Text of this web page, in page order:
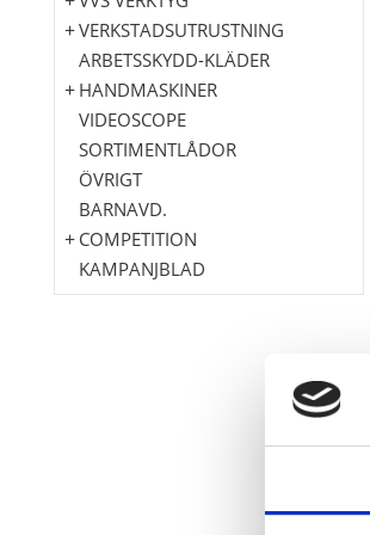
VERKSTADSUTRUSTNING
ARBETSSKYDD-KLÄDER
HANDMASKINER
VIDEOSCOPE
SORTIMENTLÅDOR
ÖVRIGT
BARNAVD.
COMPETITION
KAMPANJBLAD